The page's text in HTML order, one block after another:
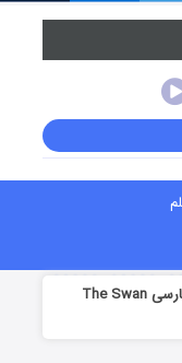
دانلود دوبله فارسی The Swan